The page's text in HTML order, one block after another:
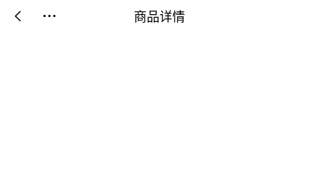
商品详情
 